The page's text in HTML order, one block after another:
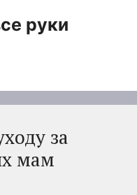
руки
за
мам